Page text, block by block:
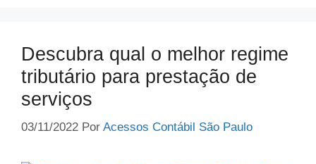
Descubra qual o melhor regime
tributário para prestação de
serviços
03/11/2022 Por Acessos Contábil São Paulo